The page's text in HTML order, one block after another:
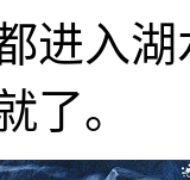
进入
了。